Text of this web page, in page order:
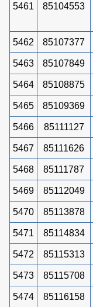
5461 85104553
5462 85107377
5463 85107849
5464 85108875
5465 85109369
5466 85111127
5467 85111626
5468 85111787
5469 85112049
5470 85113878
5471 85114834
5472 85115313
5473 85115708
5474 85116158